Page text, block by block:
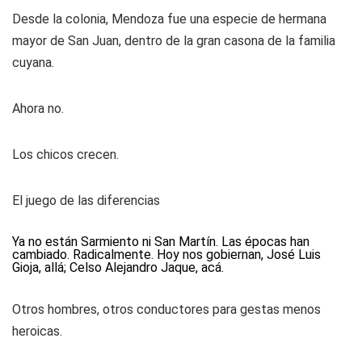
Desde la colonia, Mendoza fue una especie de hermana
mayor de San Juan, dentro de la gran casona de la familia
cuyana.
Ahora no.
Los chicos crecen.
El juego de las diferencias
Ya no están Sarmiento ni San Martín. Las épocas han
cambiado. Radicalmente. Hoy nos gobiernan, José Luis
Gioja, allá; Celso Alejandro Jaque, acá.
Otros hombres, otros conductores para gestas menos
heroicas.